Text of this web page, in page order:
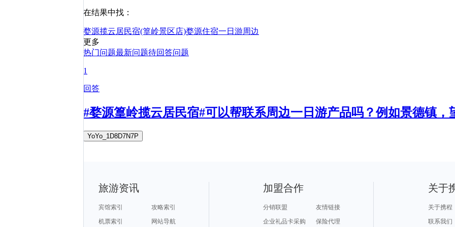
在结果中找：
婺源揽云居民宿(篁岭景区店)婺源住宿一日游周边
更多
热门问题最新问题待回答问题
1
回答
#婺源篁岭揽云居民宿#可以帮联系周边一日游产品吗？例如景德镇
YoYo_1D8D7N7P
旅游资讯
宾馆索引
攻略索引
机票索引
网站导航
加盟合作
分销联盟
友情链接
企业礼品卡采购
保险代理
关于
关于携程
联系我们